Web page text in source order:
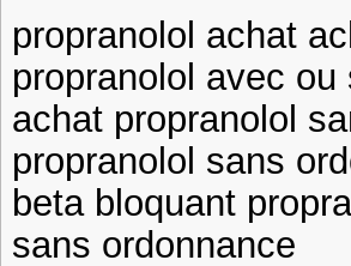
propranolol achat
propranolol avec
achat propranolol
propranolol sans
beta bloquant
sans ordonnance